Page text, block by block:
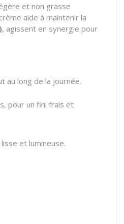
et non grasse
aide à maintenir la
, agissent en synergie pour
au long de la journée.
pour un fini frais et
et lumineuse.